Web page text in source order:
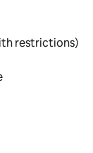
restrictions)